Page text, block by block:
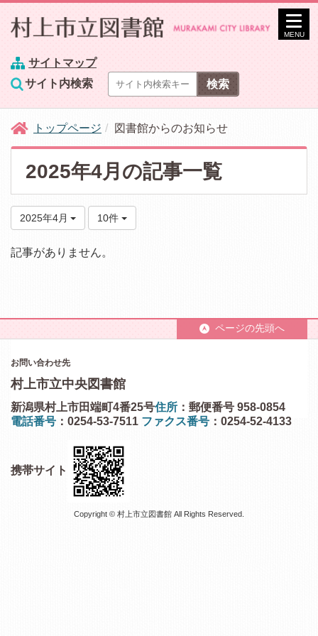
サイトマップ
サイト内検索
MENU
トップページ 図書館からのお知らせ
2025年4月の記事一覧
2025年4月 10件
記事がありません。
ページの先頭へ
お問い合わせ先
村上市立中央図書館
住所 ：郵便番号 958-0854
新潟県村上市田端町4番25号
電話番号 ：0254-53-7511 ファクス番号 ：0254-52-4133
携帯サイト
Copyright © 村上市立図書館 All Rights Reserved.